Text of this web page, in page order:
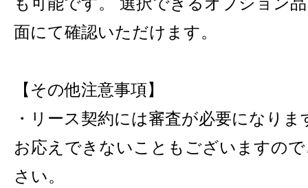
面にて確認いただけます。
【その他注意事項】
・リース契約には審査が必要になり
お応えできないこともございますの
さい。